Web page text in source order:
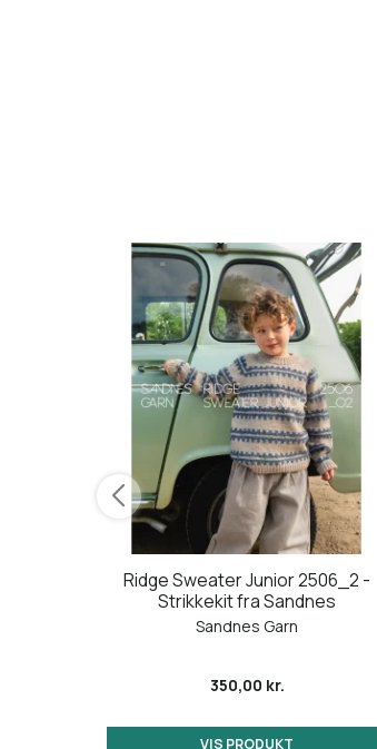
Ridge Sweater Junior 2506_2 -
Strikkekit fra Sandnes
Sandnes Garn
350,00 kr.
VIS PRODUKT